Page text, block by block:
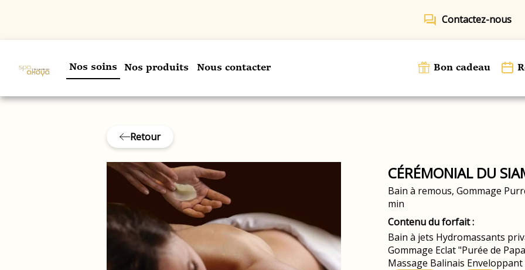
forum Contactez-nous
Nos soins Nos produits Nous contacter Bon cadeau
Retour
CÉRÉMONIAL DU
Bain à remous, Gommage
min
Contenu du forfait :
Bain à jets Hydromassants
Gommage Eclat "Purée de
Massage Balinais Enveloppant